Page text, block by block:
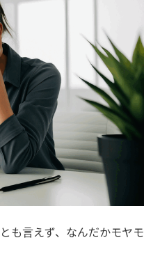
も言えず、なんだかモヤモ